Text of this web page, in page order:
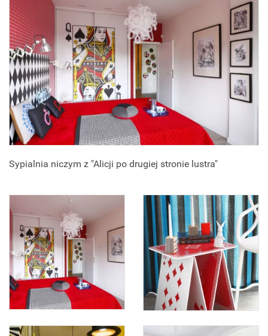
Sypialnia niczym z "Alicji po drugiej stronie lustra"